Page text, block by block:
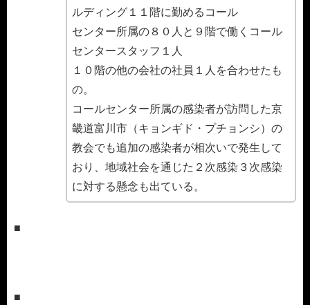
ルディング１１階に勤めるコール
センター所属の８０人と９階で働くコール
センタースタッフ１人
１０階の他の会社の社員１人を合わせたも
の。
コールセンター所属の感染者が訪問した京
畿道富川市（キョンギド・プチョンシ）の
教会でも追加の感染者が相次いで発生して
おり、地域社会を通じた２次感染３次感染
に対する懸念も出ている。
■
■